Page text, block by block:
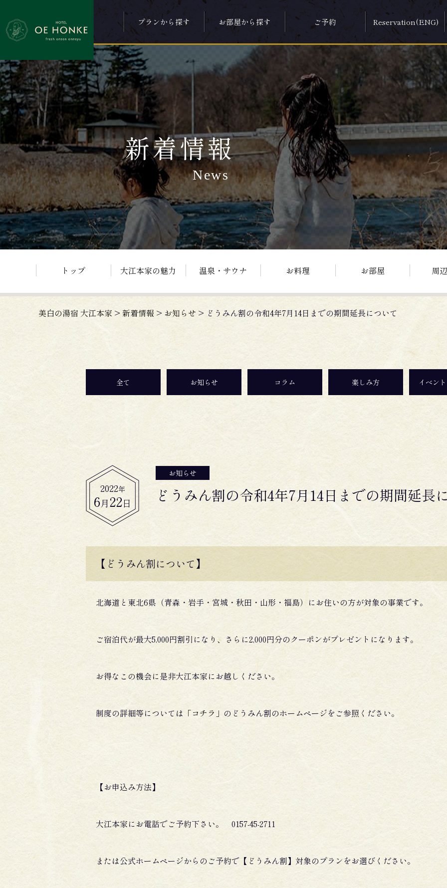
プランから探す お部屋から探す ご予約 Reservation(ENG)
新着情報
News
トップ 大江本家の魅力 温泉・サウナ お料理 お部屋 周
美白の湯宿 大江本家 > 新着情報 > お知らせ > どうみん割の令和4年7月14日までの期間延長について
全て お知らせ コラム 楽しみ方 イベン
2022年
6月22日
お知らせ
どうみん割の令和4年7月14日までの期間延長
【どうみん割について】
北海道と東北6県（青森・岩手・宮城・秋田・山形・福島）にお住いの方が対象の事業です。
ご宿泊代が最大5,000円割引になり、さらに2,000円分のクーポンがプレゼントになります。
お得なこの機会に是非大江本家にお越しください。
制度の詳細等については 「コチラ」 のどうみん割のホームページをご参照ください。
【お申込み方法】
大江本家にお電話でご予約下さい。 0157-45-2711
または公式ホームページからのご予約で【どうみん割】対象のプランをお選びください。